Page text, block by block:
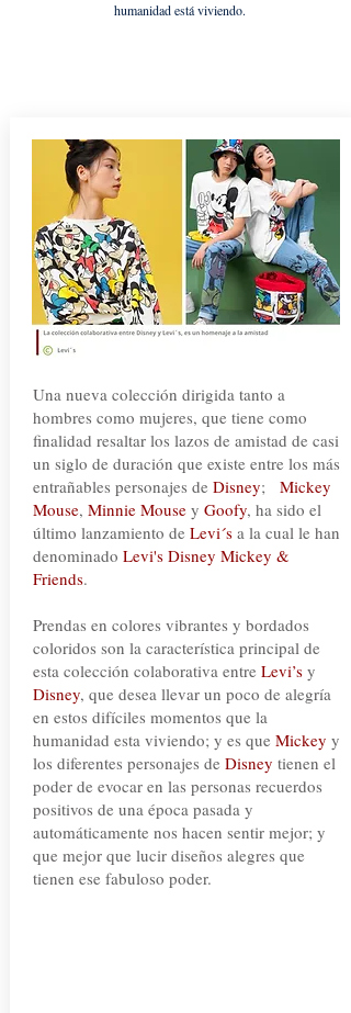
humanidad está viviendo.
Una nueva colección dirigida tanto a
hombres como mujeres, que tiene como
finalidad resaltar los lazos de amistad de casi
un siglo de duración que existe entre los más
entrañables personajes de Disney; Mickey
Mouse, Minnie Mousey Goofy, ha sido el
último lanzamiento de Levi´sa la cual le han
denominado Levi's Disney Mickey &
Friends.
Prendas en colores vibrantes y bordados
coloridos son la característica principal de
esta colección colaborativa entre Levi’sy
Disney, que desea llevar un poco de alegría
en estos difíciles momentos que la
humanidad esta viviendo; y es que Mickey y
los diferentes personajes de Disney tienen el
poder de evocar en las personas recuerdos
positivos de una época pasada y
automáticamente nos hacen sentir mejor; y
que mejor que lucir diseños alegres que
tienen ese fabuloso poder.